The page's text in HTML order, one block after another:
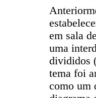
em sala
uma
divididos
tema foi
como um